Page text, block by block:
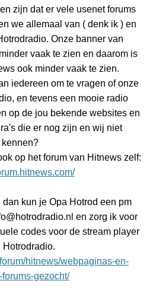
zijn dat er vele usenet forums
we allemaal van ( denk ik ) en
Onze banner van
vaak te zien en daarom is
ook minder vaak te zien.
iedereen om te vragen of onze
en tevens een mooie radio
op de jou bekende websites en
die er nog zijn en wij niet
kennen?
op het forum van Hitnews zelf:
kun je Opa Hotrod een pm
en zorg ik voor
codes voor de stream player
Hotrodradio.
hitnews/webpaginas-en-
forums-gezocht/